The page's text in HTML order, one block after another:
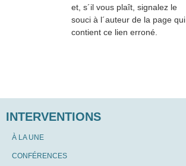
et, s´il vous plaît, signalez le
souci à l´auteur de la page qui
contient ce lien erroné.
INTERVENTIONS
À LA UNE
CONFÉRENCES